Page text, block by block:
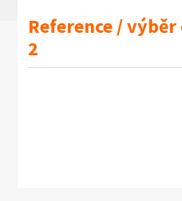
Reference /
2